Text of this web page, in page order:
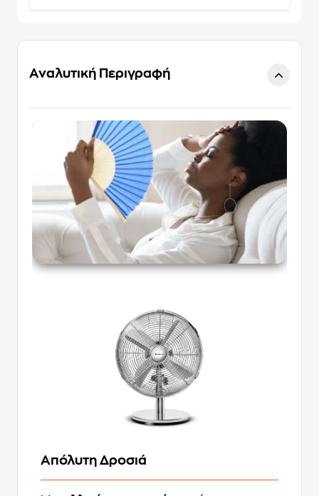
Αναλυτική Περιγραφή
Απόλυτη Δροσιά